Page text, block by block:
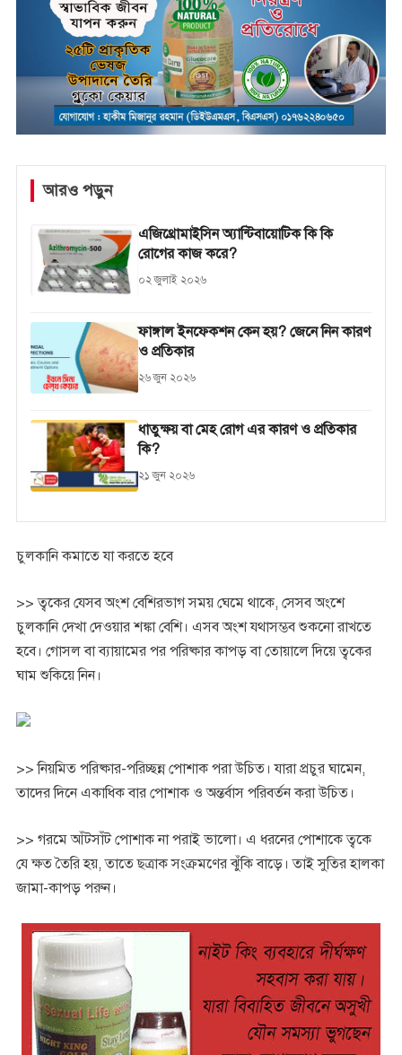
আরও পড়ুন
এজিথ্রোমাইসিন অ্যান্টিবায়োটিক কি কি
রোগের কাজ করে?
০২ জুলাই ২০২৬
ফাঙ্গাল ইনফেকশন কেন হয়? জেনে নিন কারণ
ও প্রতিকার
২৬ জুন ২০২৬
ধাতুক্ষয় বা মেহ রোগ এর কারণ ও প্রতিকার
কি?
২১ জুন ২০২৬
চুলকানি কমাতে যা করতে হবে
>> ত্বকের যেসব অংশ বেশিরভাগ সময় ঘেমে থাকে, সেসব অংশে
চুলকানি দেখা দেওয়ার শঙ্কা বেশি। এসব অংশ যথাসম্ভব শুকনো রাখতে
হবে। গোসল বা ব্যায়ামের পর পরিষ্কার কাপড় বা তোয়ালে দিয়ে ত্বকের
ঘাম শুকিয়ে নিন।
>> নিয়মিত পরিষ্কার-পরিচ্ছন্ন পোশাক পরা উচিত। যারা প্রচুর ঘামেন,
তাদের দিনে একাধিক বার পোশাক ও অন্তর্বাস পরিবর্তন করা উচিত।
>> গরমে আঁটসাঁট পোশাক না পরাই ভালো। এ ধরনের পোশাকে ত্বকে
যে ক্ষত তৈরি হয়, তাতে ছত্রাক সংক্রমণের ঝুঁকি বাড়ে। তাই সুতির হালকা
জামা-কাপড় পরুন।